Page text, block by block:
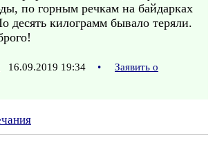
по горным речкам на байдарках
десять килограмм бывало теряли.
16.09.2019 19:34 •
Заявить о